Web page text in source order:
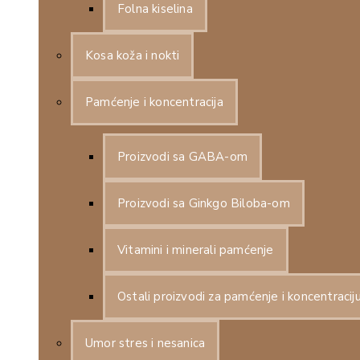
Folna kiselina
Kosa koža i nokti
Pamćenje i koncentracija
Proizvodi sa GABA-om
Proizvodi sa Ginkgo Biloba-om
Vitamini i minerali pamćenje
Ostali proizvodi za pamćenje i
Umor stres i nesanica